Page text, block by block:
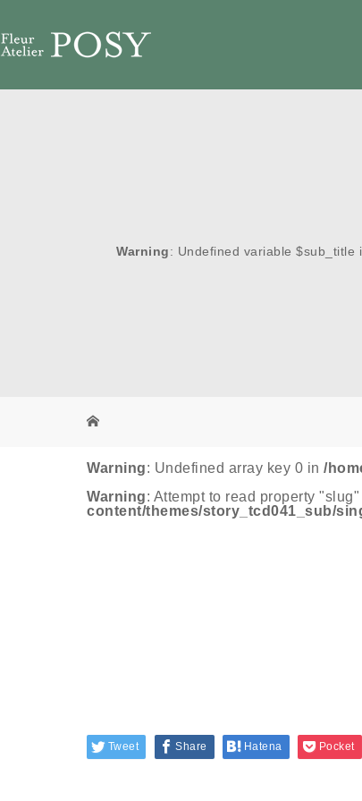
Warning: Undefined variable $sub_title
Warning: Undefined array key 0 in /
Warning: Attempt to read property
content/themes/story_tcd041_sub/
Tweet Share Hatena Pocket